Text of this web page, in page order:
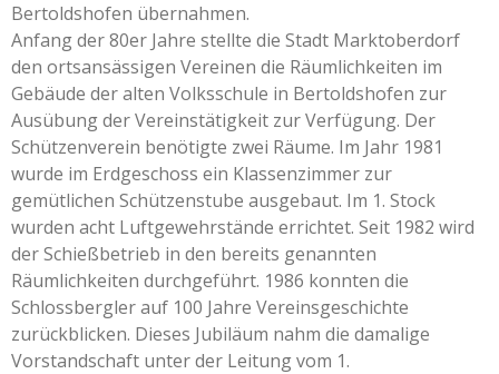
Bertoldshofen übernahmen.
Anfang der 80er Jahre stellte die Stadt Marktoberdorf
den ortsansässigen Vereinen die Räumlichkeiten im
Gebäude der alten Volksschule in Bertoldshofen zur
Ausübung der Vereinstätigkeit zur Verfügung. Der
Schützenverein benötigte zwei Räume. Im Jahr 1981
wurde im Erdgeschoss ein Klassenzimmer zur
gemütlichen Schützenstube ausgebaut. Im 1. Stock
wurden acht Luftgewehrstände errichtet. Seit 1982 wird
der Schießbetrieb in den bereits genannten
Räumlichkeiten durchgeführt. 1986 konnten die
Schlossbergler auf 100 Jahre Vereinsgeschichte
zurückblicken. Dieses Jubiläum nahm die damalige
Vorstandschaft unter der Leitung vom 1.